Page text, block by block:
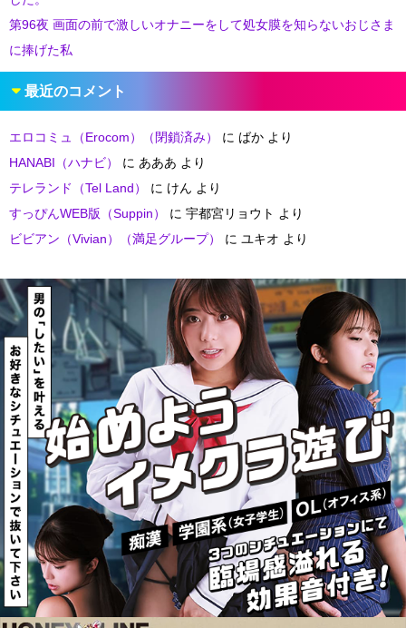
第96夜 画面の前で激しいオナニーをして処女膜を知らないおじさま
に捧げた私
最近のコメント
エロコミュ（Erocom）（閉鎖済み） に ばか より
HANABI（ハナビ）
に あああ より
テレランド（Tel Land）
に けん より
すっぴんWEB版（Suppin）
に 宇都宮リョウト より
ビビアン（Vivian）（満足グループ）
に ユキオ より